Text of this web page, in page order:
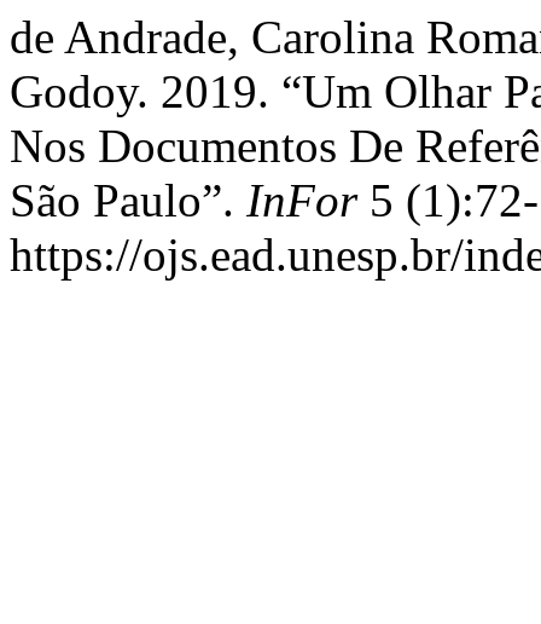
de Andrade, Carolina
Godoy. 2019. “Um Olhar
Nos Documentos De
São Paulo”. InFor5
https://ojs.ead.unesp.br/